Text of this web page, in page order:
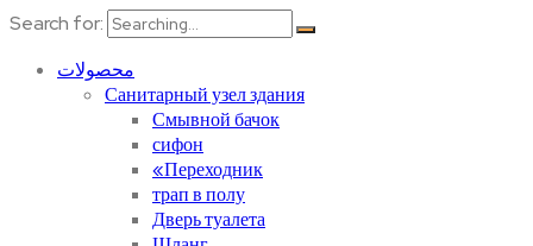
Search for:
محصولات
Санитарный узел здания
Смывной бачок
сифон
«Переходник
трап в полу
Дверь туалета